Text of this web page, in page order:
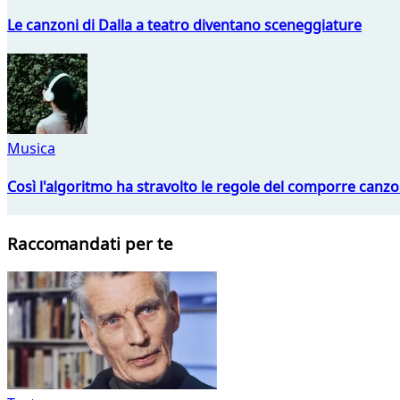
Le canzoni di Dalla a teatro diventano sceneggiature
Musica
Così l'algoritmo ha stravolto le regole del comporre
Raccomandati per te